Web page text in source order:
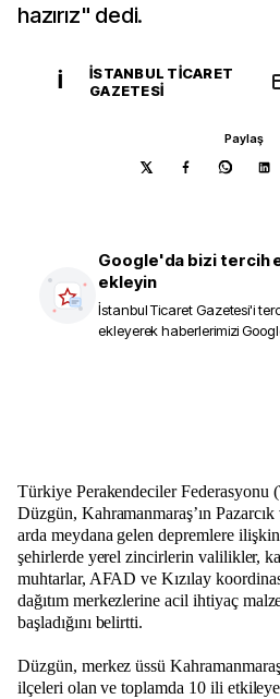
hazırız" dedi.
İ
İSTANBUL TICARET
GAZETESI
Paylaş
Google'da bizi tercih
ekleyin
İstanbul Ticaret Gazetesi'i
ekleyerek haberlerimizi
Türkiye Perakendeciler Federasyonu
Düzgün, Kahramanmaraş’ın
arda meydana gelen depremlere
şehirlerde yerel zincirlerin valilikler,
muhtarlar, AFAD ve Kızılay
dağıtım merkezlerine acil ihtiyaç
başladığını belirtti.
Düzgün, merkez üssü
ilçeleri olan ve toplamda 10 ili